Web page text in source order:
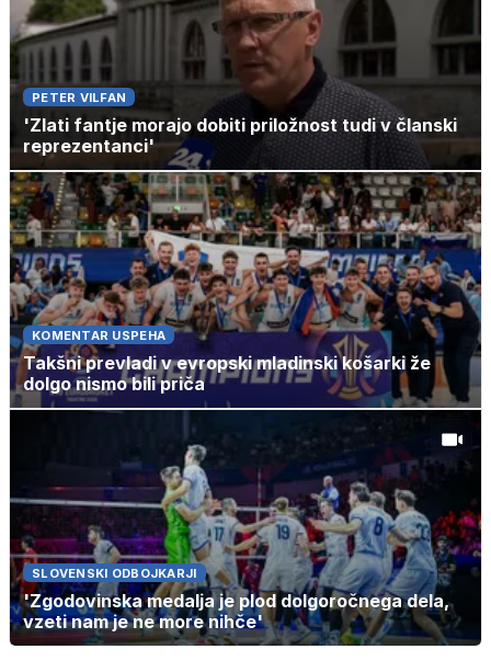
PETER VILFAN
'Zlati fantje morajo dobiti priložnost tudi v članski
reprezentanci'
KOMENTAR USPEHA
Takšni prevladi v evropski mladinski košarki že
dolgo nismo bili priča
SLOVENSKI ODBOJKARJI
'Zgodovinska medalja je plod dolgoročnega dela,
vzeti nam je ne more nihče'